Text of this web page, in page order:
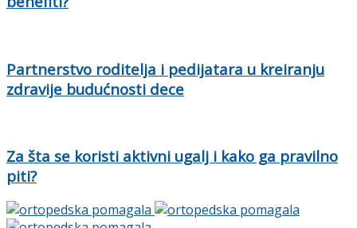
Partnerstvo roditelja i pedijatara u kreiranju
zdravije budućnosti dece
Za šta se koristi aktivni ugalj i kako ga pravilno
piti?